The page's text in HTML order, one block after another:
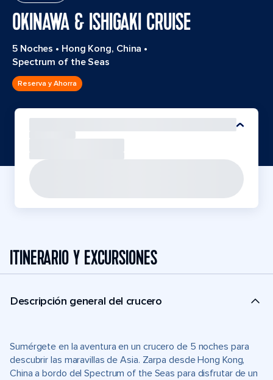
OKINAWA & ISHIGAKI CRUISE
5 Noches • Hong Kong, China •
Spectrum of the Seas
Reserva y Ahorra
ITINERARIO Y EXCURSIONES
Descripción general del crucero
Sumérgete en la aventura en un crucero de 5 noches para
descubrir las maravillas de Asia. Zarpa desde Hong Kong,
China a bordo del Spectrum of the Seas para disfrutar de un